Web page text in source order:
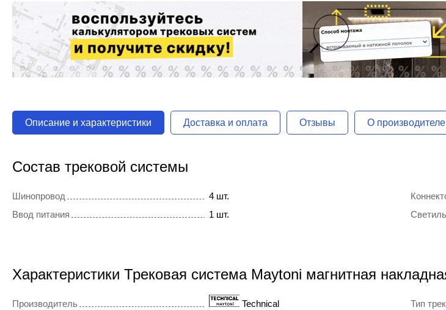
Описание и характеристики Доставка и оплата Отзывы О производителе
Состав трековой системы
Шинопровод 4 шт.
Ввод питания
1 шт.
Характеристики Трековая система Maytoni магнитная
Производитель Technical Тип